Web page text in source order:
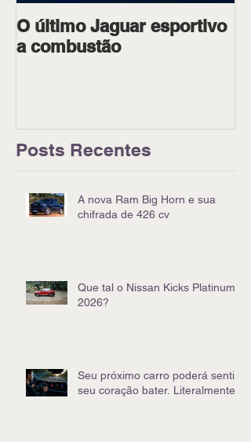
O último Jaguar esportivo
a combustão
Posts Recentes
A nova Ram Big Horn e sua
chifrada de 426 cv
Que tal o Nissan Kicks Platinum
2026?
Seu próximo carro poderá sentir
seu coração bater. Literalmente